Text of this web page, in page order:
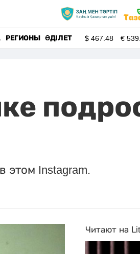
РЕГИОНЫ ӘДІЛЕТ $467.48 €
этом Instagram.
Читают на